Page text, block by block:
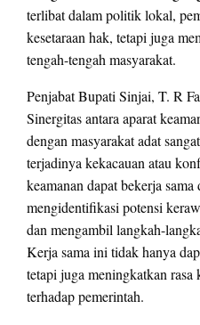
terlibat dalam politik lokal,
kesetaraan hak, tetapi juga
tengah-tengah masyarakat.
Penjabat Bupati Sinjai, T. R
Sinergitas antara aparat
dengan masyarakat adat
terjadinya kekacauan atau
keamanan dapat bekerja
mengidentifikasi potensi
dan mengambil langkah-
Kerja sama ini tidak hanya
tetapi juga meningkatkan rasa
terhadap pemerintah.